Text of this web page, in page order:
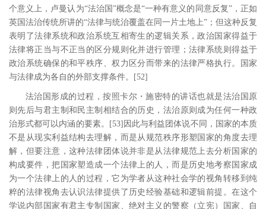
个意义上，卢曼认为“法治国”概念是“一种有意义的同意反复”，正如
英国法治传统所讲的“法律与统治覆盖在同一片土地上”；但这种反复
表明了法律系统和政治系统互相寄生的逻辑关系，政治国家得益于
法律将正当与不正当的区分规则化并进行管理；法律系统则得益于
政治系统确保的和平秩序、权力区分而带来的法律严格执行。国家
与法律成为各自的外部支撑条件。 [52]
法治国形成的过程，按照卡尔 ・施密特的讲话也就是法治国原
则先后与君主制和民主制相结合的历史，法治原则成为任何一种政
治形式都可以内涵的要素。
[53] 因此与利益团体说不同，国家的本质
不是从现实利益结构去理解，而是从规范秩序形塑国家的角度去理
解，但要注意，这种法律团体说并非是从法律规范上去分析国家的
构成要件，把国家塑造成一个法律上的人，而是历史地考察国家成
为一个法律上的人的过程，它为学者从这种社会学的视角转移到纯
粹的法律视角去认识法律提供了历史经验基础和逻辑前提。在这个
学说内部国家有君主专制国家、绝对主义的警察（立宪）国家、自